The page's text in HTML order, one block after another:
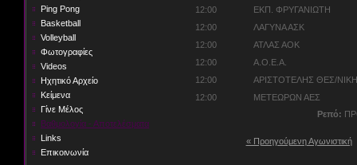
Ping Pong
Basketball
Volleyball
Φωτογραφίες
Videos
Ηχητικό Αρχείο
Κείμενα
Γίνε Μέλος
Βαθμολογία - Αποτελέσματα
Links
Επικοινωνία
12:00
ΕΚΠ. ΦΡΥΓΑΝΙΩΤΗ
12:00
ΛΑΓΥΝΑ ΑΣΚ
12:00
ΑΤΛΑΣ ΑΟΚ
12:00
Α.Ο.Ε.Α.
12:00
ΑΡΙΣΤΟΤΕΛΗΣ ΘΕΣ/
12:00
ΜΕΤΕΩΡΩΝ ΑΕΣ
Ρεπό:
« Προηγούμενη Αγωνιστική